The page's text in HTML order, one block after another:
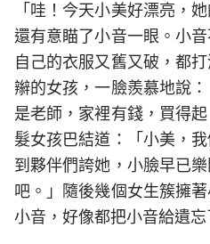
「哇！今天小美好漂亮，
還有意瞄了小音一眼。小
自己的衣服又舊又破，都
辮的女孩，一臉羨慕地說
是老師，家裡有錢，買得
髮女孩巴結道：「小美，
到夥伴們誇她，小臉早已
吧。」隨後幾個女生簇擁
小音，好像都把小音給遺忘